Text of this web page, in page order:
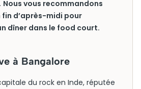
Nous vous recommandons
d’après-midi pour
dîner dans le food court.
à Bangalore
du rock en Inde, réputée